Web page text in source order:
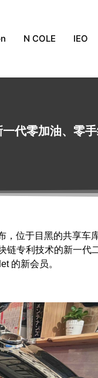
N COLE IEO
代零加油、零
位于目黑的共享车
链专利技术的新一代
的新会员。